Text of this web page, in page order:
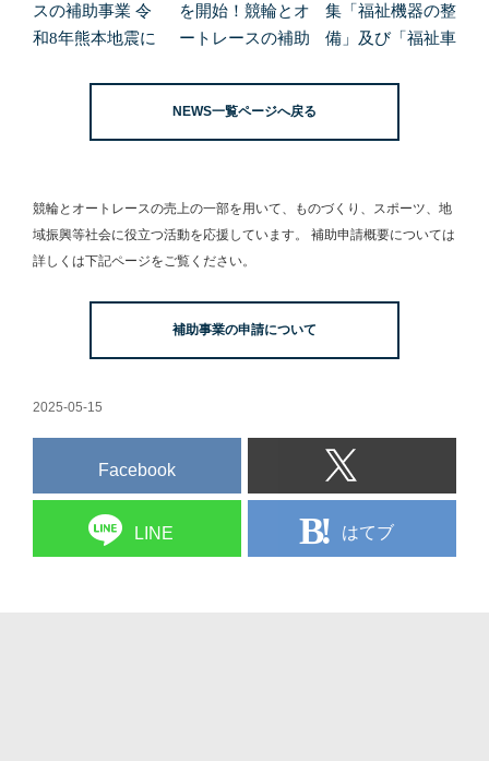
スの補助事業 令
和8年熊本地震に
を開始！競輪とオ
ートレースの補助
集「福祉機器の整
備」及び「福祉車
NEWS一覧ページへ戻る
競輪とオートレースの売上の一部を用いて、
ものづくり、スポーツ、地
域振興等社会に役立つ活動を応援しています。
補助申請概要については
詳しくは下記ページをご覧ください。
補助事業の申請について
2025-05-15
Facebook
LINE はてブ